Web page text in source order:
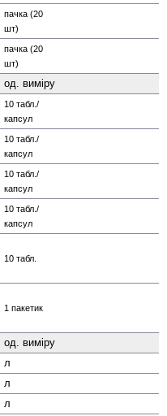
пачка (20
шт)
пачка (20
шт)
од. виміру
10 табл./
капсул
10 табл./
капсул
10 табл./
капсул
10 табл./
капсул
10 табл.
1 пакетик
од. виміру
л
л
л